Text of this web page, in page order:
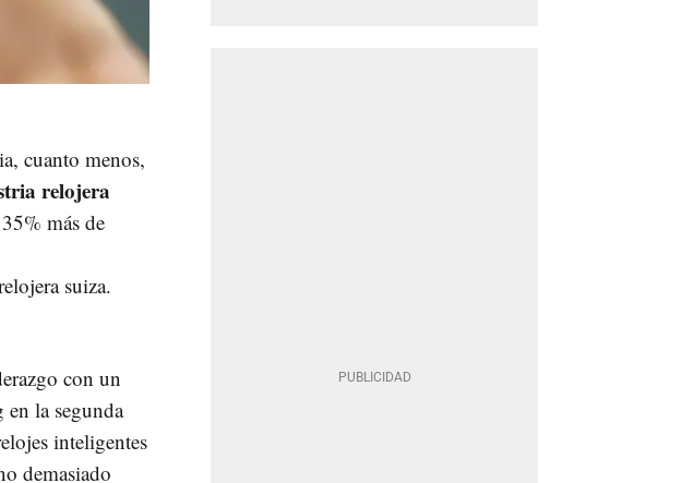
cuanto menos,
relojera
más de
suiza.
con un
en la segunda
inteligentes
demasiado